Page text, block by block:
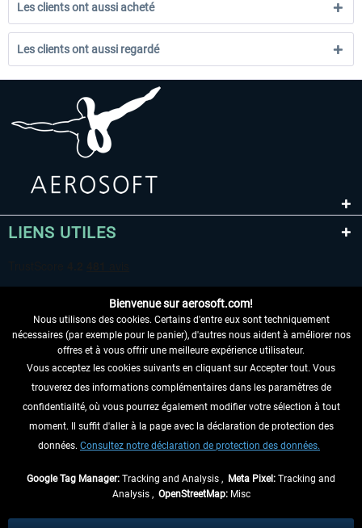
Les clients ont aussi acheté
Les clients ont aussi regardé
LIENS UTILES
RENONCER AU CONTRAT ICI
INFORMATIONS
NE MANQUEZ PAS LES DERNIÈRES
Bienvenue sur aerosoft.com!
Nous utilisons des cookies. Certains d'entre eux sont techniquement
nécessaires (par exemple pour le panier), d'autres nous aident à améliorer nos
offres et à vous offrir une meilleure expérience utilisateur.
Vous acceptez les cookies suivants en cliquant sur Accepter tout. Vous
trouverez des informations complémentaires dans les paramètres de
confidentialité, où vous pourrez également modifier votre sélection à tout
moment. Il suffit d'aller à la page avec la déclaration de protection des
données. Consultez notre déclaration de protection des données.
Google Tag Manager: Tracking and Analysis , Meta Pixel: Tracking and
Analysis , OpenStreetMap:Misc